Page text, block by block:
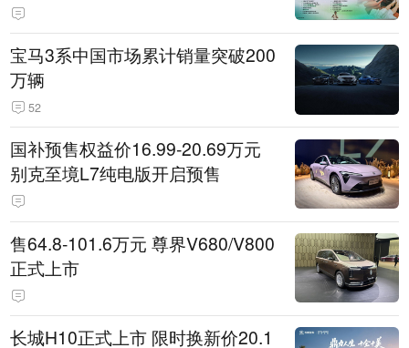
宝马3系中国市场累计销量突破200
万辆
52
国补预售权益价16.99-20.69万元
别克至境L7纯电版开启预售
售64.8-101.6万元 尊界V680/V800
正式上市
长城H10正式上市 限时换新价20.1